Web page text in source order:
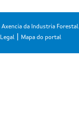
da Industria
Mapa do portal